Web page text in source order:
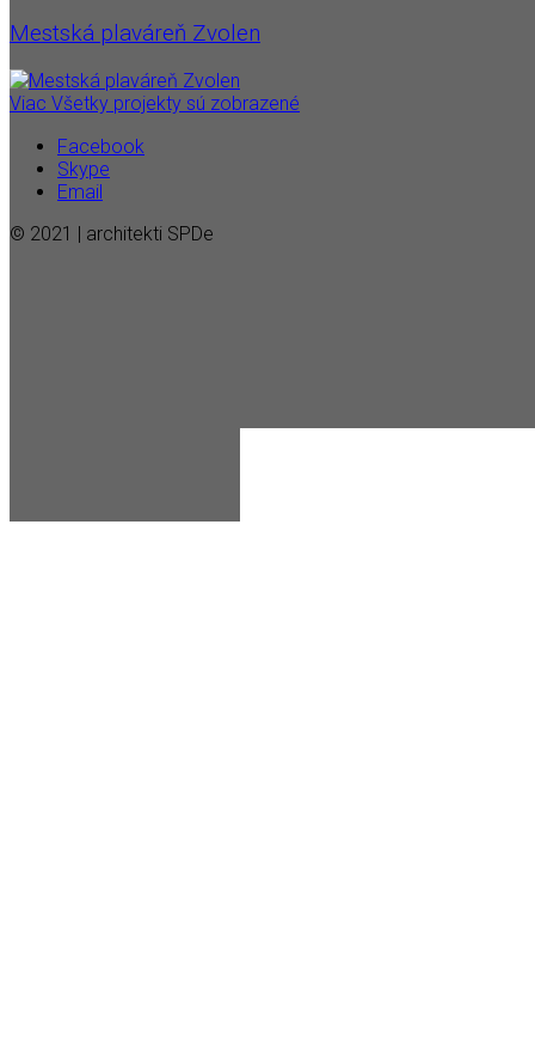
Mestská plaváreň Zvolen
Viac Všetky projekty sú zobrazené
Facebook
Skype
Email
© 2021 | architekti SPDe